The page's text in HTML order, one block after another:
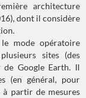
architecture
dont il considère
mode opératoire
sites (des
de Google Earth. Il
(en général, pour
à partir de mesures